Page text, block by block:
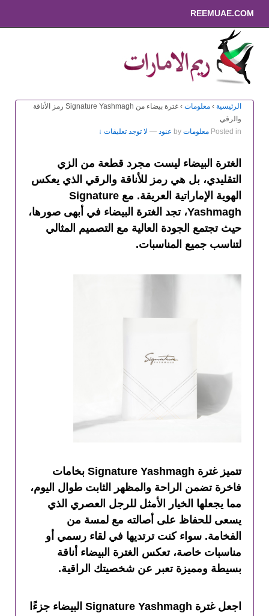
REEMUAE.COM
الرئيسية › معلومات ›
غترة بيضاء من Signature Yashmagh رمز الأناقة
والرقي
Posted in معلومات by عنود — لا توجد تعليقات ↓
الغترة البيضاء ليست مجرد قطعة من الزي
التقليدي، بل هي رمز للأناقة والرقي الذي يعكس
الهوية الإماراتية العريقة. مع Signature
Yashmagh، تجد الغترة البيضاء في أبهى صورها،
حيث تجتمع الجودة العالية مع التصميم المثالي
لتناسب جميع المناسبات.
تتميز غترة Signature Yashmagh بخامات
فاخرة تضمن الراحة والمظهر الثابت طوال اليوم،
مما يجعلها الخيار الأمثل للرجل العصري الذي
يسعى للحفاظ على أصالته مع لمسة من
الفخامة. سواء كنت ترتديها في لقاء رسمي أو
مناسبات خاصة، تعكس الغترة البيضاء أناقة
بسيطة ومميزة تعبر عن شخصيتك الراقية.
اجعل غترة Signature Yashmagh البيضاء جزءًا